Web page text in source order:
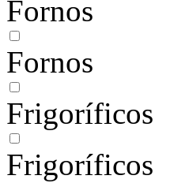
Fornos
Fornos
Frigoríficos
Frigoríficos